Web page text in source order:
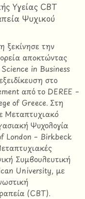
Υγείας CBT
Ψυχικού
ξεκίνησε την
αποκτώντας
in Business
στο
από το DEREE –
of Greece. Στη
Μεταπτυχιακό
Ψυχολογία
London – Birkbeck
Συμβουλευτική
University, με
(CBT).